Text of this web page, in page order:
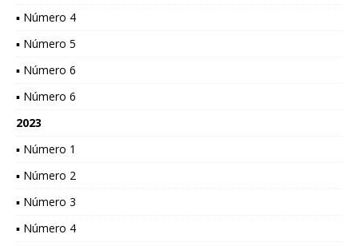
▪ Número 4
▪ Número 5
▪ Número 6
▪ Número 6
2023
▪ Número 1
▪ Número 2
▪ Número 3
▪ Número 4